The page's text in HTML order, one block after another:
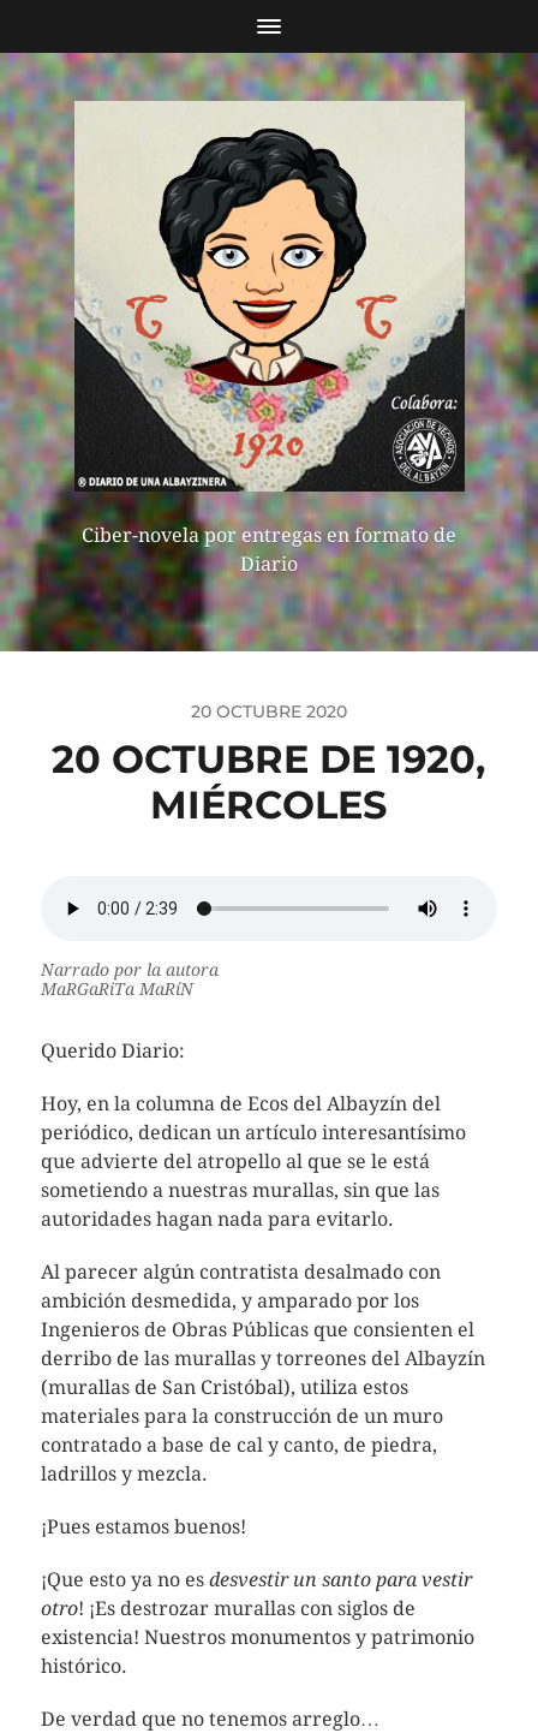
Ciber-novela por entregas en formato de
Diario
20 OCTUBRE 2020
20 OCTUBRE DE 1920,
MIÉRCOLES
Narrado por la autora
MaRGaRiTa MaRíN
Querido Diario:
Hoy, en la columna de Ecos del Albayzín del
periódico, dedican un artículo interesantísimo
que advierte del atropello al que se le está
sometiendo a nuestras murallas, sin que las
autoridades hagan nada para evitarlo.
Al parecer algún contratista desalmado con
ambición desmedida, y amparado por los
Ingenieros de Obras Públicas que consienten el
derribo de las murallas y torreones del Albayzín
(murallas de San Cristóbal), utiliza estos
materiales para la construcción de un muro
contratado a base de cal y canto, de piedra,
ladrillos y mezcla.
¡Pues estamos buenos!
¡Que esto ya no es desvestir un santo para vestir
otro! ¡Es destrozar murallas con siglos de
existencia! Nuestros monumentos y patrimonio
histórico.
De verdad que no tenemos arreglo…